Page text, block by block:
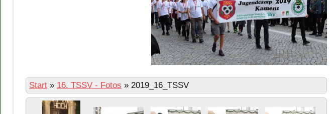
Start » 16. TSSV - Fotos » 2019_16_TSSV